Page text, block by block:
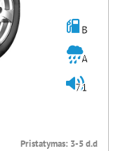
B
A
71
Pristatymas: 3-5 d.d